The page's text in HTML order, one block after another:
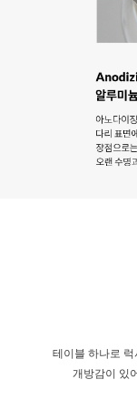
테이블 하나로
개방감이 있